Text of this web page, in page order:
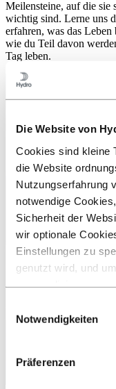
Die Website von
Cookies sind kleine
die Website
Nutzungserfahrung
notwendige
Sicherheit der
wir optionale
Einstellungen zu
genutzt wird, und
Tools wir für
verwenden. Diese
die sie über Ihre
anderen Daten
Notwendigkeiten
Präferenzen
Meilensteine, auf die
wichtig sind. Lerne uns
erfahren, was das
wie du Teil davon
Tag leben.